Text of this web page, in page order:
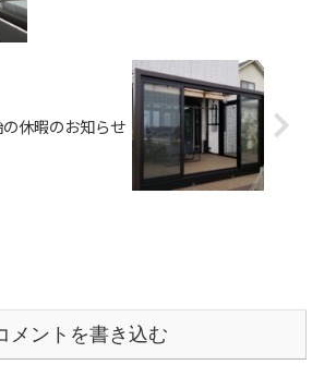
休暇のお知らせ
メントを書き込む